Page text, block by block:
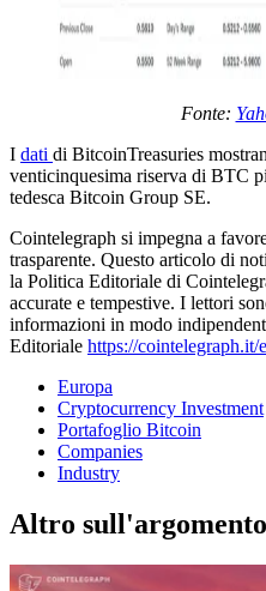
Fonte:
I dati di BitcoinTreasuries
venticinquesima riserva di BTC
tedesca Bitcoin Group SE.
Cointelegraph si impegna a
trasparente. Questo articolo di
la Politica Editoriale di
accurate e tempestive. I lettori
informazioni in modo
Editoriale https://
Europa
Cryptocurrency Investment
Portafoglio Bitcoin
Companies
Industry
Altro sull'argomento